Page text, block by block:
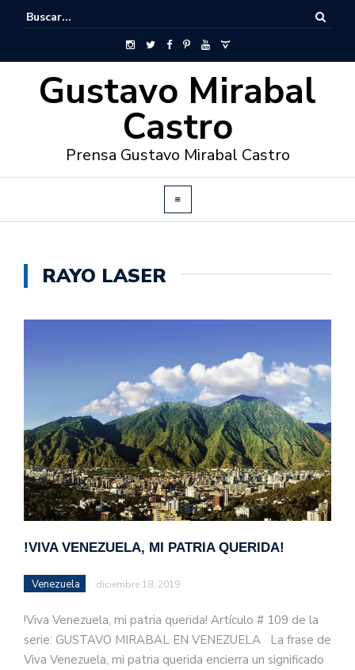
Gustavo Mirabal
Castro
Prensa Gustavo Mirabal Castro
RAYO LASER
!VIVA VENEZUELA, MI PATRIA QUERIDA!
Venezuela diciembre 18, 2019
!Viva Venezuela, mi patria querida! Artículo # 109 de la
serie: GUSTAVO MIRABAL EN VENEZUELA La frase de
Viva Venezuela, mi patria querida encierra un significado